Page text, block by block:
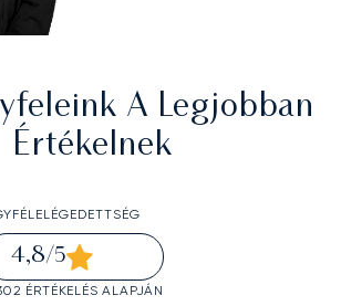
A Legjobban
Értékelnek
4,8/5
ÉRTÉKELÉS ALAPJÁN